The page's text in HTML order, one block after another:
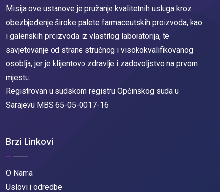
Misija ove ustanove je pružanje kvalitetnih usluga kroz
obezbjeđenje široke palete farmaceutskih proizvoda, kao
i galenskih proizvoda iz vlastitog laboratorija, te
savjetovanje od strane stručnog i visokokvalifikovanog
osoblja, jer je klijentovo zdravlje i zadovoljstvo na prvom
mjestu.
Registrovan u sudskom registru Općinskog suda u
Sarajevu MBS 65-05-0017-16
Brzi Linkovi
O Nama
Uslovi i odredbe